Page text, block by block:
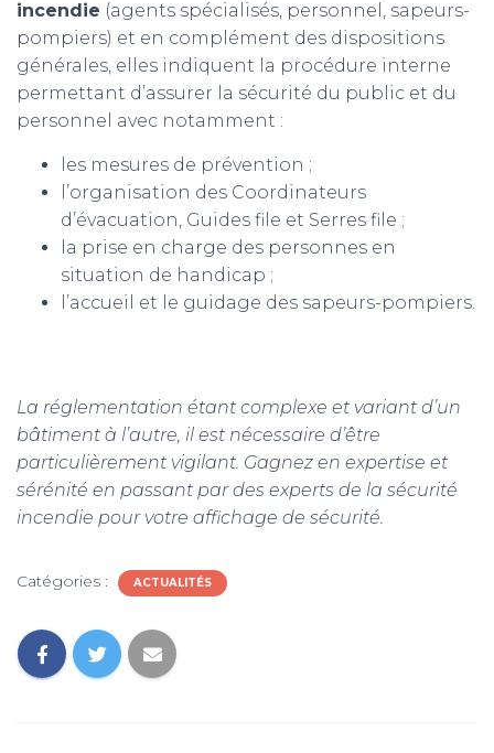
incendie (agents spécialisés, personnel, sapeurs-
pompiers) et en complément des dispositions
générales, elles indiquent la procédure interne
permettant d’assurer la sécurité du public et du
personnel avec notamment :
les mesures de prévention ;
l’organisation des Coordinateurs
d’évacuation, Guides file et Serres file ;
la prise en charge des personnes en
situation de handicap ;
l’accueil et le guidage des sapeurs-pompiers.
La réglementation étant complexe et variant d’un
bâtiment à l’autre, il est nécessaire d’être
particulièrement vigilant. Gagnez en expertise et
sérénité en passant par des experts de la sécurité
incendie pour votre affichage de sécurité.
Catégories : ACTUALITÉS